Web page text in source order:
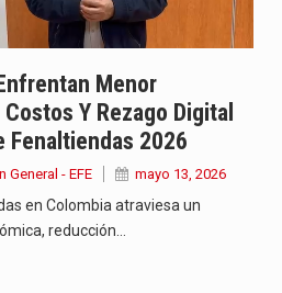
Menor
Y Rezago Digital
Fenaltiendas 2026
General - EFE mayo 13, 2026
en Colombia atraviesa un
reducción…